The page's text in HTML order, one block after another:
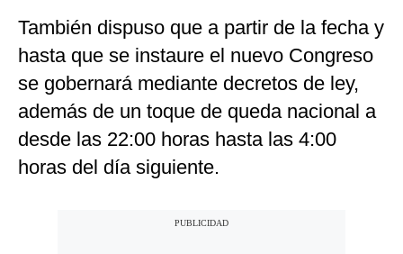
También dispuso que a partir de la fecha y
hasta que se instaure el nuevo Congreso
se gobernará mediante decretos de ley,
además de un toque de queda nacional a
desde las 22:00 horas hasta las 4:00
horas del día siguiente.